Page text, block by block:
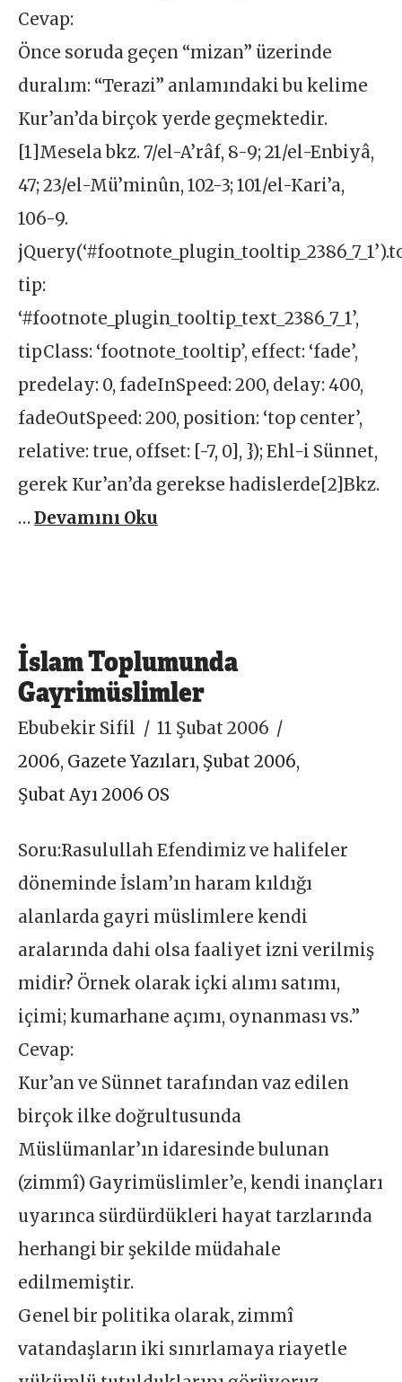
Cevap:
Önce soruda geçen “mizan” üzerinde
duralım: “Terazi” anlamındaki bu kelime
Kur’an’da birçok yerde geçmektedir.
[1]Mesela bkz. 7/el-A’râf, 8-9; 21/el-Enbiyâ,
47; 23/el-Mü’minûn, 102-3; 101/el-Kari’a,
106-9.
tip:
‘#footnote_plugin_tooltip_text_2386_7_1’,
tipClass: ‘footnote_tooltip’, effect: ‘fade’,
predelay: 0, fadeInSpeed: 200, delay: 400,
fadeOutSpeed: 200, position: ‘top center’,
relative: true, offset: [-7, 0], }); Ehl-i Sünnet,
gerek Kur’an’da gerekse hadislerde[2]Bkz.
…Devamını Oku
İslam Toplumunda
Gayrimüslimler
Ebubekir Sifil
11 Şubat 2006
2006, Gazete Yazıları, Şubat 2006,
Şubat Ayı 2006 OS
Soru:Rasulullah Efendimiz ve halifeler
döneminde İslam’ın haram kıldığı
alanlarda gayri müslimlere kendi
aralarında dahi olsa faaliyet izni verilmiş
midir? Örnek olarak içki alımı satımı,
içimi; kumarhane açımı, oynanması vs.”
Cevap:
Kur’an ve Sünnet tarafından vaz edilen
birçok ilke doğrultusunda
Müslümanlar’ın idaresinde bulunan
(zimmî) Gayrimüslimler’e, kendi inançları
uyarınca sürdürdükleri hayat tarzlarında
herhangi bir şekilde müdahale
edilmemiştir.
Genel bir politika olarak, zimmî
vatandaşların iki sınırlamaya riayetle